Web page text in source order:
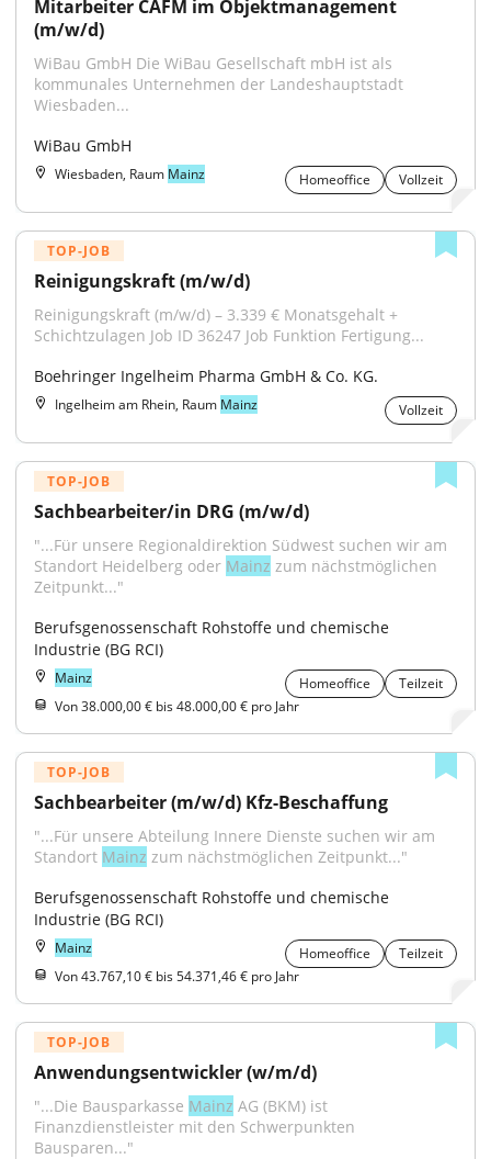
Mitarbeiter CAFM im Objektmanagement
(m/w/d)
WiBau GmbH Die WiBau Gesellschaft mbH ist als
kommunales Unternehmen der Landeshauptstadt
Wiesbaden...
WiBau GmbH
Wiesbaden, Raum Mainz Homeoffice Vollzeit
TOP-JOB
Reinigungskraft (m/w/d)
Reinigungskraft (m/w/d) – 3.339 € Monatsgehalt +
Schichtzulagen Job ID 36247 Job Funktion Fertigung...
Boehringer Ingelheim Pharma GmbH & Co. KG.
Ingelheim am Rhein, Raum Mainz Vollzeit
TOP-JOB
Sachbearbeiter/in DRG (m/w/d)
"...Für unsere Regionaldirektion Südwest suchen wir am
Standort Heidelberg oder Mainz zum nächstmöglichen
Zeitpunkt..."
Berufsgenossenschaft Rohstoffe und chemische
Industrie (BG RCI)
Mainz Homeoffice
Teilzeit
Von 38.000,00 € bis 48.000,00 € pro Jahr
TOP-JOB
Sachbearbeiter (m/w/d) Kfz-Beschaffung
"...Für unsere Abteilung Innere Dienste suchen wir am
Standort Mainz zum nächstmöglichen Zeitpunkt..."
Berufsgenossenschaft Rohstoffe und chemische
Industrie (BG RCI)
Mainz Homeoffice
Teilzeit
Von 43.767,10 € bis 54.371,46 € pro Jahr
TOP-JOB
Anwendungsentwickler (w/m/d)
"...Die Bausparkasse Mainz AG (BKM) ist
Finanzdienstleister mit den Schwerpunkten
Bausparen..."